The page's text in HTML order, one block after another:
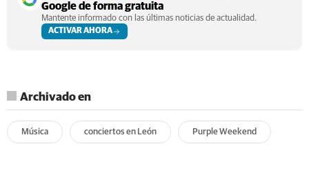
Google de forma gratuita
Mantente informado con las últimas noticias de actualidad.
ACTIVAR AHORA
Archivado en
Música conciertos en León Purple Weekend